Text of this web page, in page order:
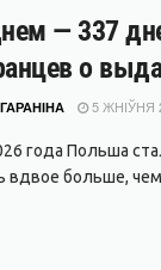
— 337
о
5 ЖНІЎНЯ
года Польша
вдвое больше,